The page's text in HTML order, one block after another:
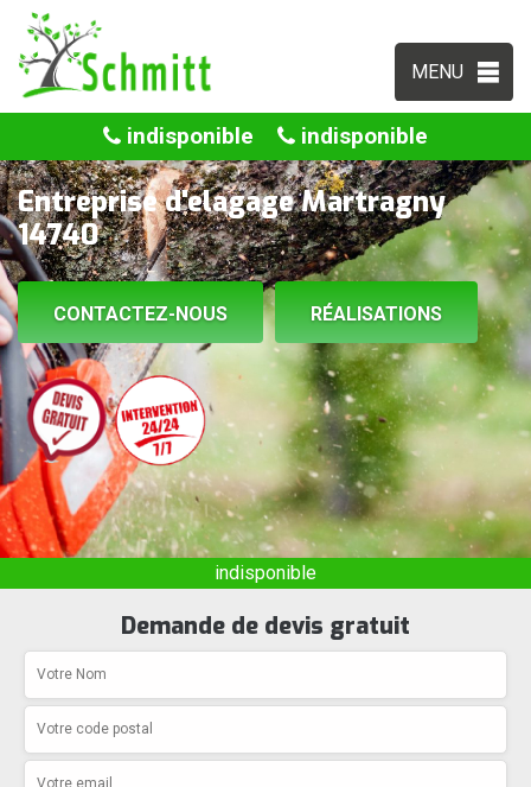
MENU
indisponible indisponible
Entreprise d'elagage Martragny
14740
CONTACTEZ-NOUS RÉALISATIONS
indisponible
Demande de devis gratuit